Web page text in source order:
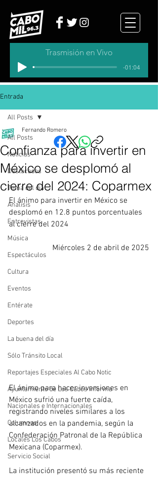
Trasmisión en Vivo
-01:04
Entrada
All Posts
Noticias
Destacados
Tema del dia
Analisis
Entrevistas
Música
Espectáculos
Cultura
Eventos
Entérate
Deportes
La buena del día
Sólo Tránsito Local
Reportajes Especiales Al Cabo Notic
Ayuntamiento de Los Cabos Informa
Nacionales e Internacionales
Columnas
Locales Los Cabos
Servicio Social
All Posts
Confianza para invertir en
México se desplomó al
cierre del 2024: Coparmex
Fernando Romero
El ánimo para invertir en México se
desplomó en 12.8 puntos porcentuales
al cierre del 2024
Miércoles 2 de abril de 2025
El ánimo para hacer inversiones en
México sufrió una fuerte caída,
registrando niveles similares a los
alcanzados en la pandemia, según la
Confederación Patronal de la República
Mexicana (Coparmex).
La institución presentó su más reciente